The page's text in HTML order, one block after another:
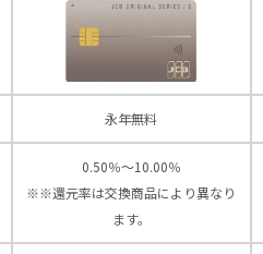
永年無料
0.50％～10.00％
※※還元率は交換商品により異なり
ます。